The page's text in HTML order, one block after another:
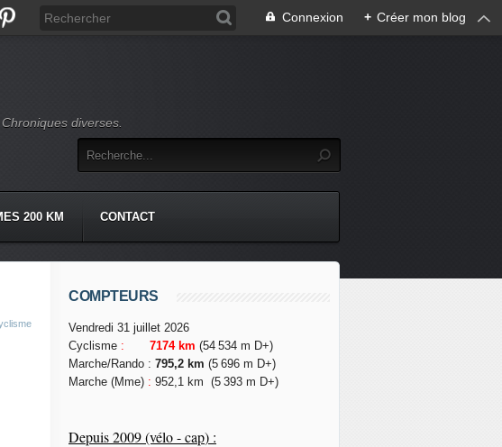
Connexion + Créer mon blog
diverses.
200 KM CONTACT
COMPTEURS
Vendredi 31 juillet 2026
Cyclisme : 7174 km (54 534 m D+)
Marche/Rando : 795,2 km (5 696 m D+)
Marche (Mme) : 952,1 km (5 393 m D+)
Depuis 2009 (vélo - cap) :